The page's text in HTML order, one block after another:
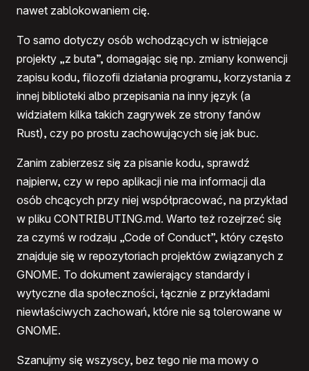
nawet zablokowaniem cię.
To samo dotyczy osób wchodzących w istniejące
projekty „z buta”, domagając się np. zmiany konwencji
zapisu kodu, filozofii działania programu, korzystania z
innej biblioteki albo przepisania na inny język (a
widziałem kilka takich zagrywek ze strony fanów
Rust), czy po prostu zachowujących się jak buc.
Zanim zabierzesz się za pisanie kodu, sprawdź
najpierw, czy w repo aplikacji nie ma informacji dla
osób chcących przy niej współpracować, na przykład
w pliku CONTRIBUTING.md. Warto też rozejrzeć się
za czymś w rodzaju „Code of Conduct”, który często
znajduje się w repozytoriach projektów związanych z
GNOME. To dokument zawierający standardy i
wytyczne dla społeczności, łącznie z przykładami
niewłaściwych zachowań, które nie są tolerowane w
GNOME.
Szanujmy się wszyscy, bez tego nie ma mowy o